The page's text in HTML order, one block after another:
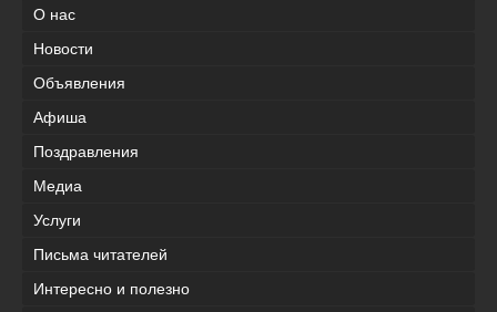
О нас
Новости
Объявления
Афиша
Поздравления
Медиа
Услуги
Письма читателей
Интересно и полезно